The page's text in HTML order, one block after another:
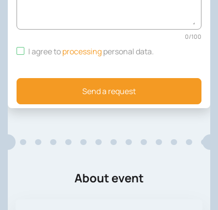
0/100
I agree toprocessingpersonal data.
Send a request
About event